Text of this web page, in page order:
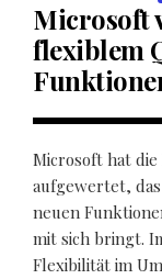
Microsoft
flexiblem
Microsoft hat
aufgewertet,
neuen
mit sich bringt.
Flexibilität im